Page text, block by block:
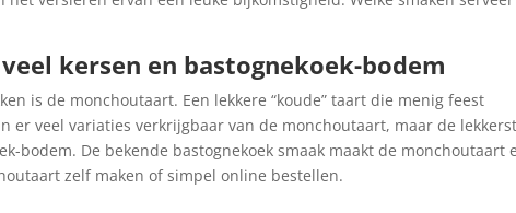
kersen en bastognekoek-bodem
is de monchoutaart. Een lekkere “koude” taart die menig feest
er veel variaties verkrijgbaar van de monchoutaart, maar de
bodem. De bekende bastognekoek smaak maakt de monchoutaart
zelf maken of simpel online bestellen.